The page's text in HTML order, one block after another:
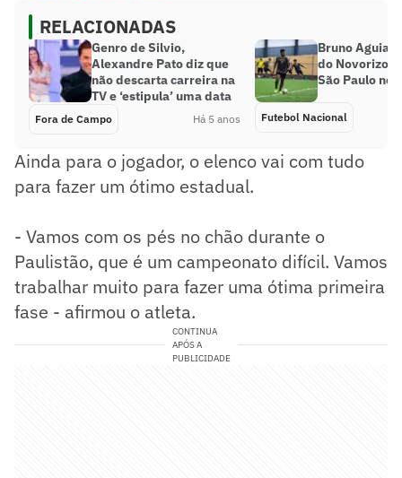
RELACIONADAS
Genro de Silvio,
Alexandre Pato diz que
não descarta carreira na
TV e ‘estipula’ uma data
Fora de Campo Há 5 anos
Bruno Aguiar
do
São Paulo no
Futebol Nacional
Ainda para o jogador, o elenco vai com tudo
para fazer um ótimo estadual.
- Vamos com os pés no chão durante o
Paulistão, que é um campeonato difícil. Vamos
trabalhar muito para fazer uma ótima primeira
fase - afirmou o atleta.
CONTINUA
APÓS A
PUBLICIDADE